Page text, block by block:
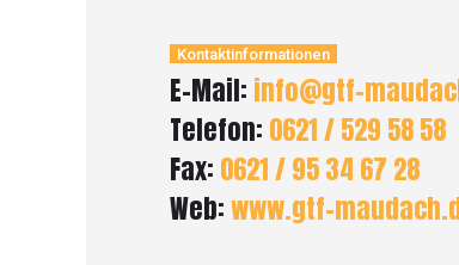
Kontaktinformationen
E-Mail: info@gtf-
Telefon: 0621 / 529 58 58
Fax: 0621 / 95 34 67 28
Web:www.gtf-